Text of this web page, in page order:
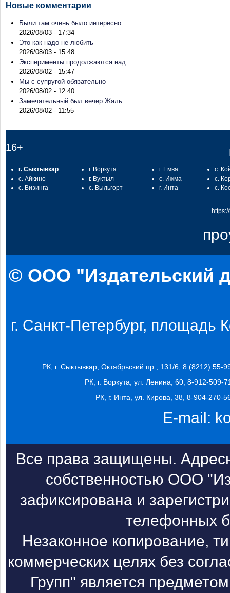
Новые комментарии
Были там очень было интересно
2026/08/03 - 17:34
Это как надо не любить
2026/08/03 - 15:48
Эксперименты продолжаются над
2026/08/02 - 15:47
Мы с супругой обязательно
2026/08/02 - 12:40
Замечательный был вечер.Жаль
2026/08/02 - 11:55
16+
г. Сыктывкар
с. Айкино
с. Визинга
г. Воркута
г. Вуктыл
с. Выльгорт
г. Емва
с. Ижма
г. Инта
с.
с.
с.
© ООО "Издательский
г. Санкт-Петербург, площадь
РК, г. Сыктывкар, Октябрьский пр., 131/6, 8 (8212) 55-
РК, г. Воркута, ул. Ленина, 60, 8-912-509-
РК, г. Инта, ул. Кирова, 38, 8-904-270-
E-mail:
Все права защищены.
собственностью ООО
зафиксирована и
телефонных
Незаконное копирование,
коммерческих целях без
Групп" является